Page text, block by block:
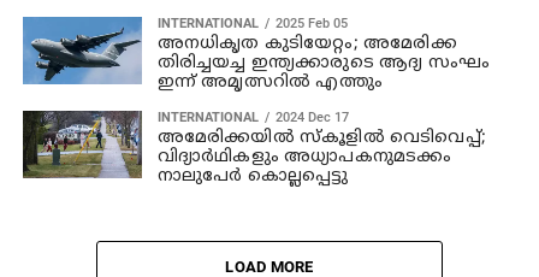
INTERNATIONAL 2025 Feb 05
അനധികൃത കുടിയേറ്റം; അമേരിക്ക
തിരിച്ചയച്ച ഇന്ത്യക്കാരുടെ ആദ്യ സംഘം
ഇന്ന് അമൃത്സറില്‍ എത്തും
INTERNATIONAL 2024 Dec 17
അമേരിക്കയില്‍ സ്‌കൂളില്‍ വെടിവെപ്പ്;
വിദ്യാര്‍ഥികളും അധ്യാപകനുമടക്കം
നാലുപേര്‍ കൊല്ലപ്പെട്ടു
LOAD MORE